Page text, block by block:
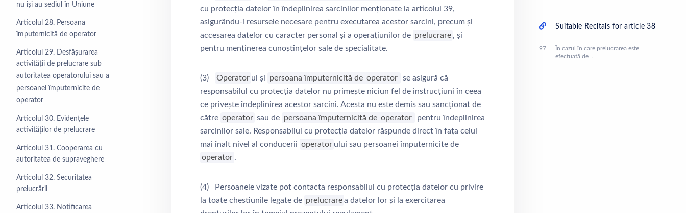
nu își au sediul în Uniune
Articolul 28. Persoana
împuternicită de operator
Articolul 29. Desfășurarea
activității de prelucrare sub
autoritatea operatorului sau a
persoanei împuternicite de
operator
Articolul 30. Evidențele
activităților de prelucrare
Articolul 31. Cooperarea cu
autoritatea de supraveghere
Articolul 32. Securitatea
prelucrării
Articolul 33. Notificarea
cu protecția datelor în îndeplinirea sarcinilor menționate la articolul 39,
asigurându-i resursele necesare pentru executarea acestor sarcini, precum și
accesarea datelor cu caracter personal și a operațiunilor de prelucrare , și
pentru menținerea cunoștințelor sale de specialitate.
(3) Operator ul și persoana împuternicită de operator
se asigură că
responsabilul cu protecția datelor nu primește niciun fel de instrucțiuni în ceea
ce privește îndeplinirea acestor sarcini. Acesta nu este demis sau sancționat de
către operator sau de persoana împuternicită de operator
pentru îndeplinirea
sarcinilor sale. Responsabilul cu protecția datelor răspunde direct în fața celui
mai înalt nivel al conducerii operator ului sau persoanei împuternicite de
operator .
(4) Persoanele vizate pot contacta responsabilul cu protecția datelor cu privire
la toate chestiunile legate de prelucrare a datelor lor și la exercitarea
Suitable Recitals for article 38
97
În cazul în care prelucrarea este
efectuată de ...